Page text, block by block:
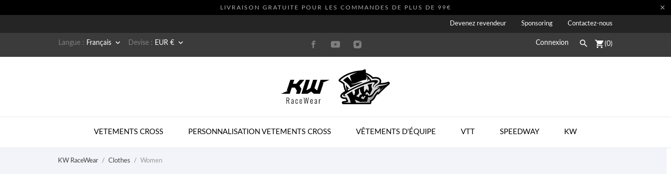
LIVRAISON GRATUITE POUR LES COMMANDES DE PLUS DE 99€ 
Devenez revendeur Sponsoring Contactez-nous
Langue : Français  Devise : EUR €  Connexion  shopping_cart(0)
VETEMENTS CROSS PERSONNALISATION VETEMENTS CROSS VÊTEMENTS D'ÉQUIPE VTT SPEEDWAY KW
KW RaceWear Clothes Women